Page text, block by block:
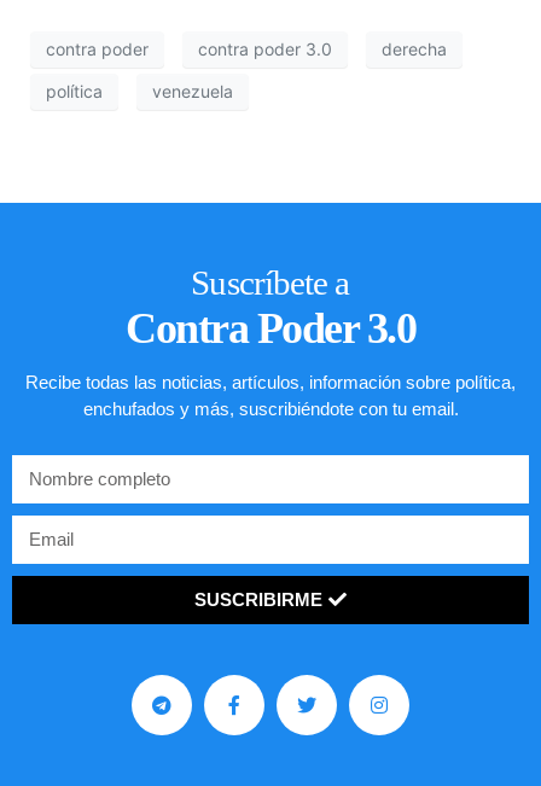
contra poder contra poder 3.0 derecha
política venezuela
Suscríbete a
Contra Poder 3.0
Recibe todas las noticias, artículos, información sobre política,
enchufados y más, suscribiéndote con tu email.
SUSCRIBIRME